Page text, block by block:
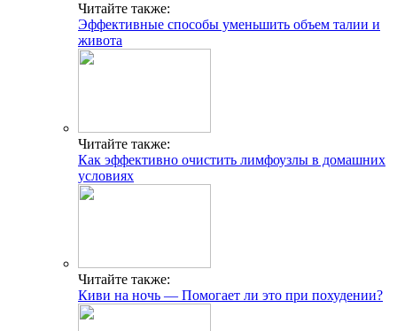
Читайте также:
Эффективные способы уменьшить объем талии и
живота
Читайте также:
Как эффективно очистить лимфоузлы в домашних
условиях
Читайте также:
Киви на ночь — Помогает ли это при похудении?